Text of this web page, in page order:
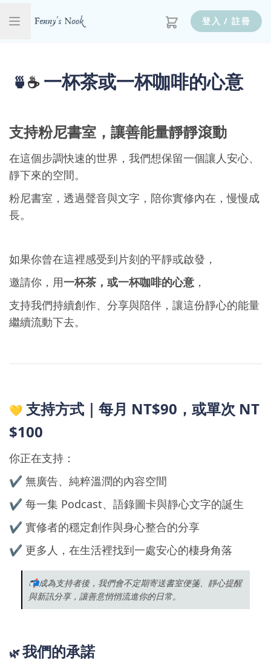
登入 / 註冊
🍵 ☕一杯茶或一杯咖啡的心意
支持粉尼書室，讓善能量靜靜滾動
在這個步調快速的世界，我們想保留一個讓人安心、
靜下來的空間。
粉尼書室，透過聲音與文字，陪你實修內在，慢慢成
長。
如果你曾在這裡感受到片刻的平靜或啟發，
邀請你，用一杯茶，或一杯咖啡的心意 ，
支持我們持續創作、分享與陪伴，讓這份靜心的能量
繼續流動下去。
💛 支持方式｜每月 NT$90，或單次 NT
$100
你正在支持：
✔ 無廣告、純粹溫潤的內容空間
✔ 每一集 Podcast、語錄圖卡與靜心文字的誕生
✔ 實修者的穩定創作與身心整合的分享
✔ 更多人，在生活裡找到一處安心的棲身角落
📬成為支持者後，我們會不定期寄送書室便箋、靜心提醒
與新訊分享，讓善意悄悄流進你的日常。
🌿我們的承諾